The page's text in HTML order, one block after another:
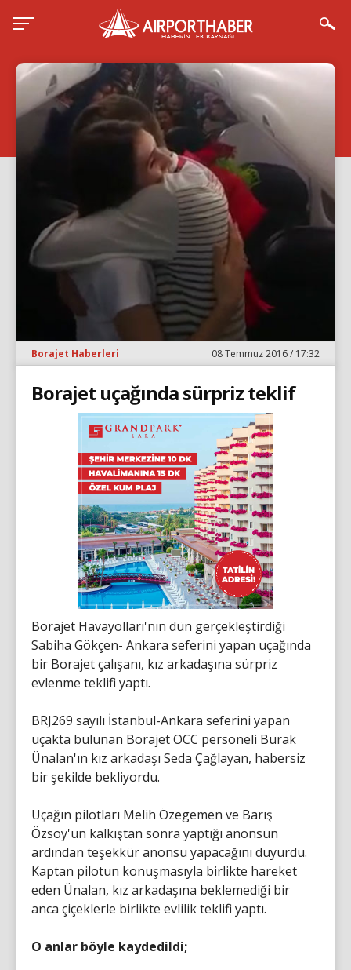
Borajet Haberleri 08 Temmuz 2016 / 17:32
Borajet uçağında sürpriz teklif
Borajet Havayolları'nın dün gerçekleştirdiği
Sabiha Gökçen- Ankara seferini yapan uçağında
bir Borajet çalışanı, kız arkadaşına sürpriz
evlenme teklifi yaptı.
BRJ269 sayılı İstanbul-Ankara seferini yapan
uçakta bulunan Borajet OCC personeli Burak
Ünalan'ın kız arkadaşı Seda Çağlayan, habersiz
bir şekilde bekliyordu.
Uçağın pilotları Melih Özegemen ve Barış
Özsoy'un kalkıştan sonra yaptığı anonsun
ardından teşekkür anonsu yapacağını duyurdu.
Kaptan pilotun konuşmasıyla birlikte hareket
eden Ünalan, kız arkadaşına beklemediği bir
anca çiçeklerle birlikte evlilik teklifi yaptı.
O anlar böyle kaydedildi;